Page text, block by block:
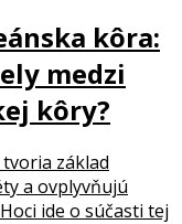
kôra:
medzi
kôry?
základ
a ovplyvňujú
ide o súčasti tej